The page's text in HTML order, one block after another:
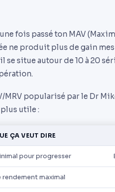
fois passé ton MAV
ne produit plus de gain
situe autour de 10 à 20
MRV popularisé par le Dr
utile :
ÇA VEUT DIRE
pour progresser
rendement maximal